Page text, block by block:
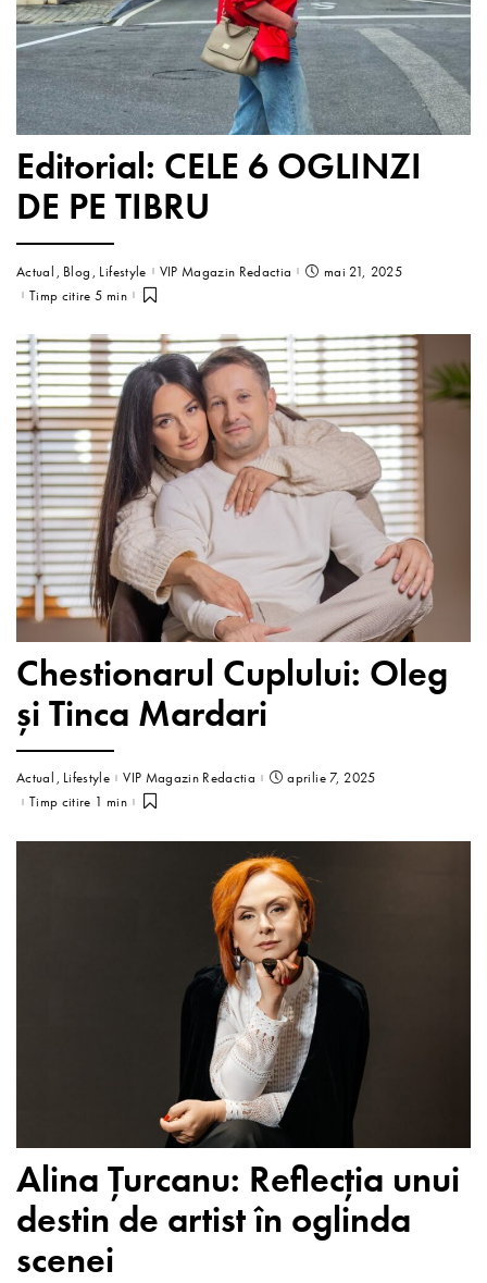
Editorial: CELE 6 OGLINZI
DE PE TIBRU
Actual Blog Lifestyle VIP Magazin Redactia
mai 21, 2025
Timp citire 5 min
Chestionarul Cuplului: Oleg
şi Tinca Mardari
Actual Lifestyle VIP Magazin Redactia
aprilie 7, 2025
Timp citire 1 min
Alina Țurcanu: Reflecția unui
destin de artist în oglinda
scenei